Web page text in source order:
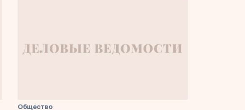
Общество